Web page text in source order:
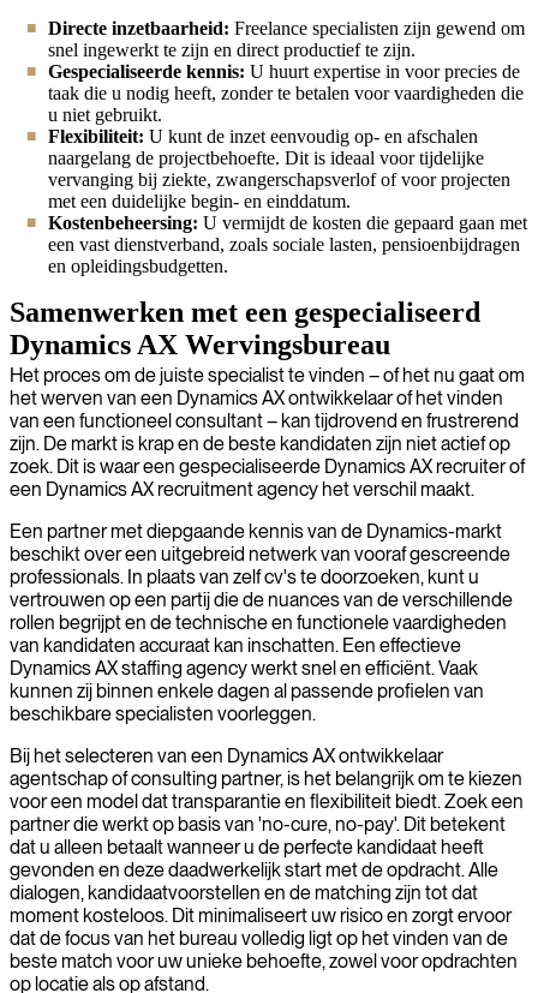
Directe inzetbaarheid: Freelance specialisten zijn gewend om
snel ingewerkt te zijn en direct productief te zijn.
Gespecialiseerde kennis: U huurt expertise in voor precies de
taak die u nodig heeft, zonder te betalen voor vaardigheden die
u niet gebruikt.
Flexibiliteit: U kunt de inzet eenvoudig op- en afschalen
naargelang de projectbehoefte. Dit is ideaal voor tijdelijke
vervanging bij ziekte, zwangerschapsverlof of voor projecten
met een duidelijke begin- en einddatum.
Kostenbeheersing: U vermijdt de kosten die gepaard gaan met
een vast dienstverband, zoals sociale lasten, pensioenbijdragen
en opleidingsbudgetten.
Samenwerken met een gespecialiseerd
Dynamics AX Wervingsbureau
Het proces om de juiste specialist te vinden – of het nu gaat om
het werven van een Dynamics AX ontwikkelaar of het vinden
van een functioneel consultant – kan tijdrovend en frustrerend
zijn. De markt is krap en de beste kandidaten zijn niet actief op
zoek. Dit is waar een gespecialiseerde Dynamics AX recruiter of
een Dynamics AX recruitment agency het verschil maakt.
Een partner met diepgaande kennis van de Dynamics-markt
beschikt over een uitgebreid netwerk van vooraf gescreende
professionals. In plaats van zelf cv's te doorzoeken, kunt u
vertrouwen op een partij die de nuances van de verschillende
rollen begrijpt en de technische en functionele vaardigheden
van kandidaten accuraat kan inschatten. Een effectieve
Dynamics AX staffing agency werkt snel en efficiënt. Vaak
kunnen zij binnen enkele dagen al passende profielen van
beschikbare specialisten voorleggen.
Bij het selecteren van een Dynamics AX ontwikkelaar
agentschap of consulting partner, is het belangrijk om te kiezen
voor een model dat transparantie en flexibiliteit biedt. Zoek een
partner die werkt op basis van 'no-cure, no-pay'. Dit betekent
dat u alleen betaalt wanneer u de perfecte kandidaat heeft
gevonden en deze daadwerkelijk start met de opdracht. Alle
dialogen, kandidaatvoorstellen en de matching zijn tot dat
moment kosteloos. Dit minimaliseert uw risico en zorgt ervoor
dat de focus van het bureau volledig ligt op het vinden van de
beste match voor uw unieke behoefte, zowel voor opdrachten
op locatie als op afstand.